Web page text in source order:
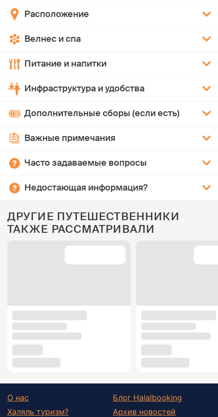
Расположение
Велнес и спа
Питание и напитки
Инфраструктура и удобства
Дополнительные сборы (если есть)
Важные примечания
Часто задаваемые вопросы
Недостающая информация?
ДРУГИЕ ПУТЕШЕСТВЕННИКИ
ТАКЖЕ РАССМАТРИВАЛИ
О нас
Халяль туризм?
Блог Halalbooking
Архив новостей